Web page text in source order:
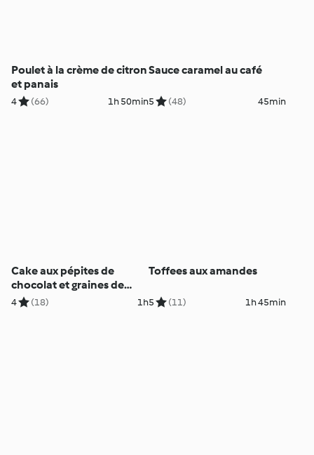
Poulet à la crème de citron
et panais
4 (66) 1h 50min
Sauce caramel au café
5 (48) 45min
Cake aux pépites de
chocolat et graines de
sarrasin
4 (18) 1h
Toffees aux amandes
5 (11) 1h 45min